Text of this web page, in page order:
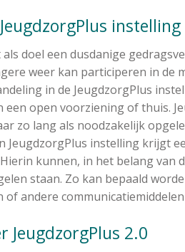
instelling
doel een dusdanige
weer kan participeren in de
in de JeugdzorgPlus
een open voorziening of thuis.
zo lang als noodzakelijk
JeugdzorgPlus instelling krijgt
kunnen, in het belang van
staan. Zo kan bepaald
andere
JeugdzorgPlus 2.0